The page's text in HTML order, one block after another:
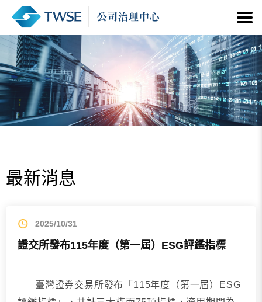
最新消息
2025/10/31
證交所發布115年度（第一屆）ESG評鑑指標
臺灣證券交易所發布「115年度（第一屆）ESG